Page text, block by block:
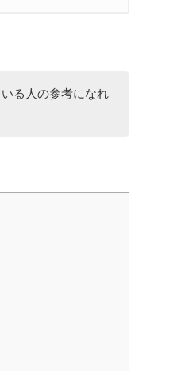
る人の参考になれ